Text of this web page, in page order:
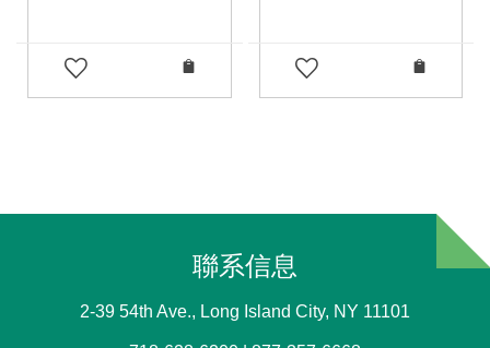
聯系信息
2-39 54th Ave., Long Island City, NY 11101